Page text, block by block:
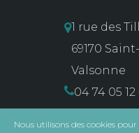
1 rue des
69170
Valsonne
04 74 05 12
Nous utilisons des cookies